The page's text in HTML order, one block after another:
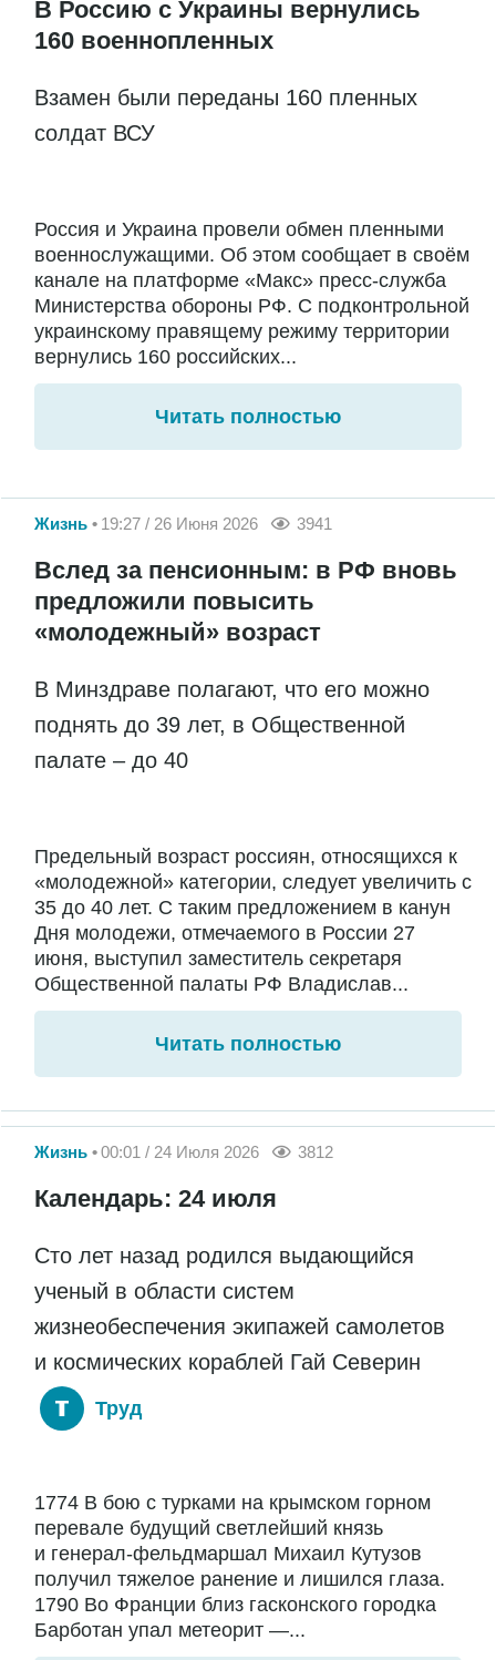
В Россию с Украины вернулись
160 военнопленных
Взамен были переданы 160 пленных
солдат ВСУ
Россия и Украина провели обмен пленными
военнослужащими. Об этом сообщает в своём
канале на платформе «Макс» пресс-служба
Министерства обороны РФ. С подконтрольной
украинскому правящему режиму территории
вернулись 160 российских...
Читать полностью
Жизнь 19:27 / 26 Июня 2026 3941
Вслед за пенсионным: в РФ вновь
предложили повысить
«молодежный» возраст
В Минздраве полагают, что его можно
поднять до 39 лет, в Общественной
палате – до 40
Предельный возраст россиян, относящихся к
«молодежной» категории, следует увеличить с
35 до 40 лет. С таким предложением в канун
Дня молодежи, отмечаемого в России 27
июня, выступил заместитель секретаря
Общественной палаты РФ Владислав...
Читать полностью
Жизнь 00:01 / 24 Июля 2026 3812
Календарь: 24 июля
Сто лет назад родился выдающийся
ученый в области систем
жизнеобеспечения экипажей самолетов
и космических кораблей Гай Северин
Труд
1774 В бою с турками на крымском горном
перевале будущий светлейший князь
и генерал-фельдмаршал Михаил Кутузов
получил тяжелое ранение и лишился глаза.
1790 Во Франции близ гасконского городка
Барботан упал метеорит —...